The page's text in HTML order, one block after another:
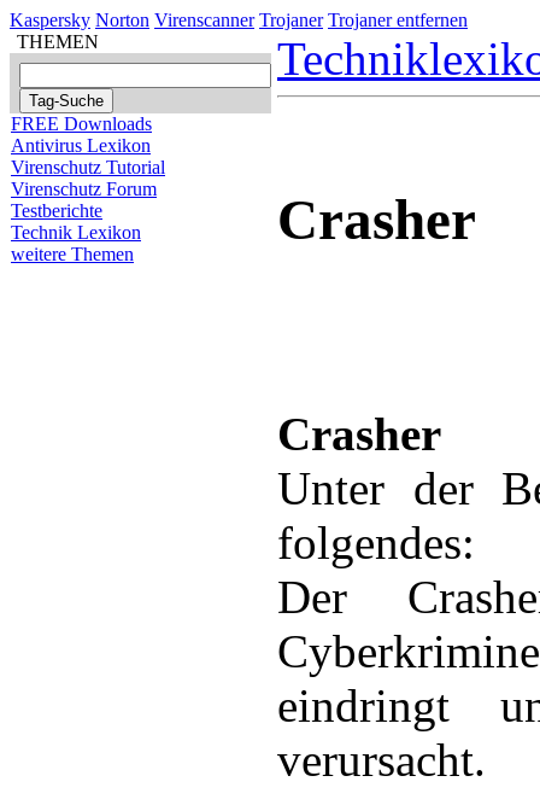
Kaspersky Norton Virenscanner Trojaner Trojaner entfernen
THEMEN
FREE Downloads
Antivirus Lexikon
Virenschutz Tutorial
Virenschutz Forum
Testberichte
Technik Lexikon
weitere Themen
Crasher
Crasher
Unter der
folgendes:
Der
eindringt
verursacht.